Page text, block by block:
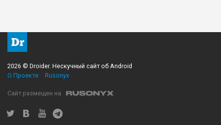
2026 © Droider. Нескучный сайт об Android
О Проекте
Rusonyx
Сайт размещен на